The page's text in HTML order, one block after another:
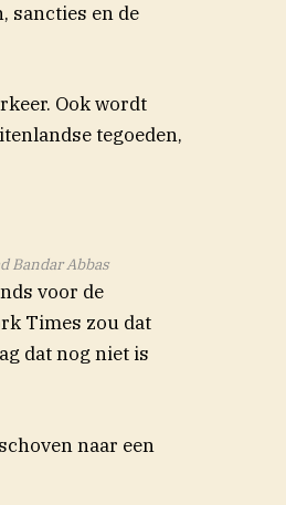
sancties en de
Ook wordt
tegoeden,
Bandar Abbas
voor de
Times(opent in nieuw venster)
zou dat
dat nog niet is
naar een